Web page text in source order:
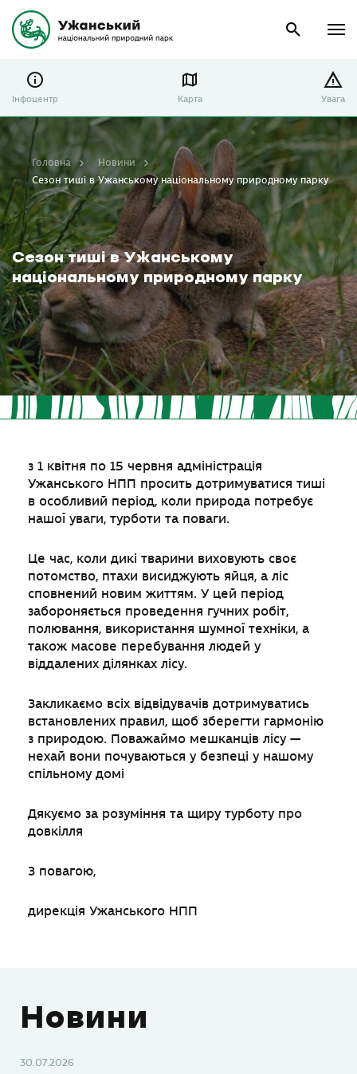
Інфоцентр Карта Увага
Сезон тиші в Ужанському
національному природному парку
Головна
Новини
Сезон тиші в Ужанському національному природному парку
з 1 квітня по 15 червня адміністрація
Ужанського НПП просить дотримуватися тиші
в особливий період, коли природа потребує
нашої уваги, турботи та поваги.
Це час, коли дикі тварини виховують своє
потомство, птахи висиджують яйця, а ліс
сповнений новим життям. У цей період
забороняється проведення гучних робіт,
полювання, використання шумної техніки, а
також масове перебування людей у
віддалених ділянках лісу.
Закликаємо всіх відвідувачів дотримуватись
встановлених правил, щоб зберегти гармонію
з природою. Поважаймо мешканців лісу —
нехай вони почуваються у безпеці у нашому
спільному домі
Дякуємо за розуміння та щиру турботу про
довкілля
З повагою,
дирекція Ужанського НПП
Новини
30.07.2026